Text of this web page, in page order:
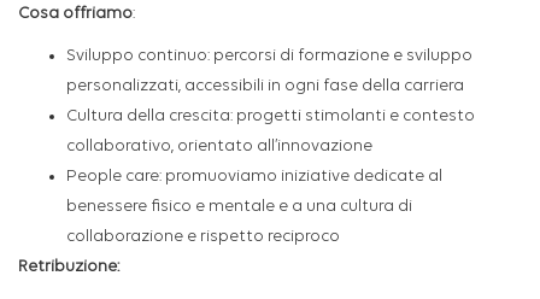
Cosa offriamo:
Sviluppo continuo: percorsi di formazione e sviluppo
personalizzati, accessibili in ogni fase della carriera
Cultura della crescita: progetti stimolanti e contesto
collaborativo, orientato all’innovazione
People care: promuoviamo iniziative dedicate al
benessere fisico e mentale e a una cultura di
collaborazione e rispetto reciproco
Retribuzione: